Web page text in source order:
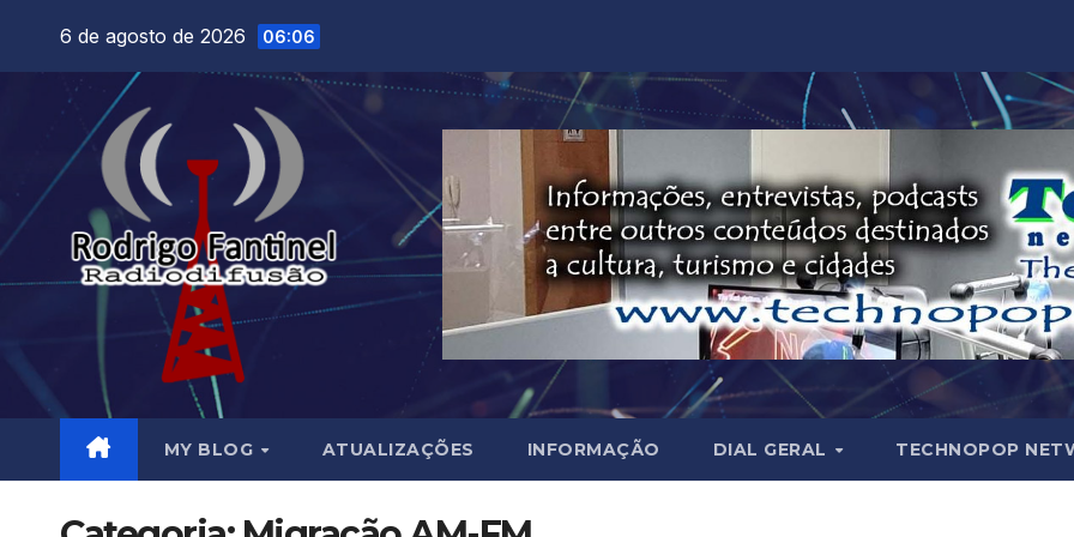
6 de agosto de 2026 06:06
MY BLOG ATUALIZAÇÕES INFORMAÇÃO DIAL GERAL TECHNOPOP